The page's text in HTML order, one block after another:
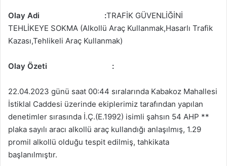
Olay Adi :TRAFİK GÜVENLİĞİNİ
TEHLİKEYE SOKMA (Alkollü Araç Kullanmak,Hasarlı Trafik
Kazası,Tehlikeli Araç Kullanmak)
Olay Özeti :
22.04.2023 günü saat 00:44 sıralarında Kabakoz Mahallesi
İstiklal Caddesi üzerinde ekiplerimiz tarafından yapılan
denetimler sırasında İ.Ç.(E.1992) isimli şahsın 54 AHP **
plaka sayılı aracı alkollü araç kullandığı anlaşılmış, 1.29
promil alkollü olduğu tespit edilmiş, tahkikata
başlanılmıştır.